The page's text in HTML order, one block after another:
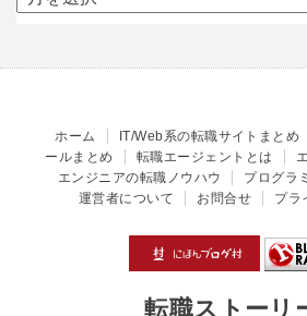
ー
ホーム IT/Web系の転職サイトまとめ
ールまとめ
転職エージェントとは
エンジニアの転職ノウハウ
プログラ
運営者について
お問合せ プラ
転職ストーリ